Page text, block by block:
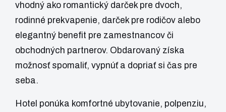
vhodný ako romantický darček pre dvoch,
rodinné prekvapenie, darček pre rodičov alebo
elegantný benefit pre zamestnancov či
obchodných partnerov. Obdarovaný získa
možnosť spomaliť, vypnúť a dopriať si čas pre
seba.
Hotel ponúka komfortné ubytovanie, polpenziu,